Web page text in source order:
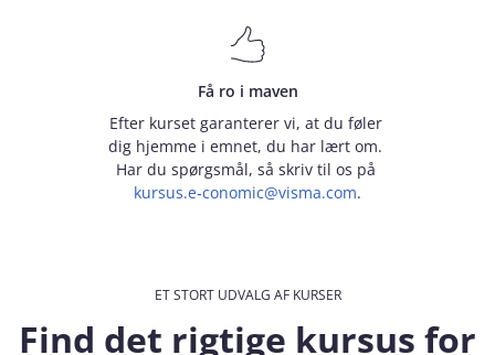
Få ro i maven
Efter kurset garanterer vi, at du føler
dig hjemme i emnet, du har lært om.
Har du spørgsmål, så skriv til os på
kursus.e‑conomic@visma.com.
ET STORT UDVALG AF KURSER
Find det rigtige kursus for